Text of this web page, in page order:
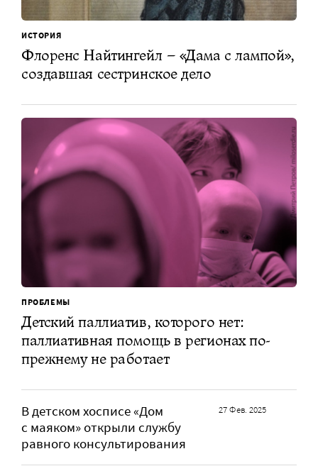
ИСТОРИЯ
Флоренс Найтингейл – «Дама с лампой»,
создавшая сестринское дело
ПРОБЛЕМЫ
Детский паллиатив, которого нет:
паллиативная помощь в регионах по-
прежнему не работает
В детском хосписе «Дом
с маяком» открыли службу
равного консультирования
27 Фев. 2025